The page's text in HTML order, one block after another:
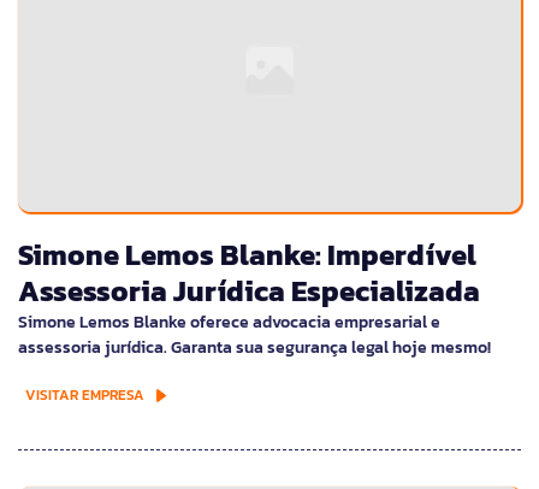
Simone Lemos Blanke: Imperdível
Assessoria Jurídica Especializada
Simone Lemos Blanke oferece advocacia empresarial e
assessoria jurídica. Garanta sua segurança legal hoje mesmo!
VISITAR EMPRESA